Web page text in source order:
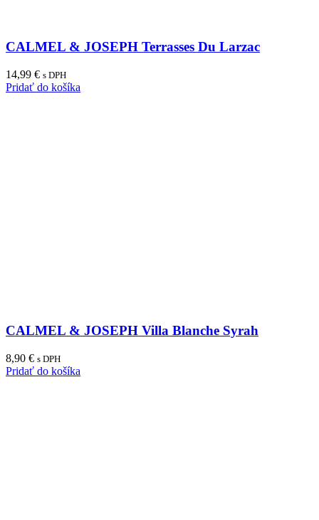
CALMEL & JOSEPH Terrasses Du Larzac
14,99 € s DPH
Pridať do košíka
CALMEL & JOSEPH Villa Blanche Syrah
8,90 € s DPH
Pridať do košíka